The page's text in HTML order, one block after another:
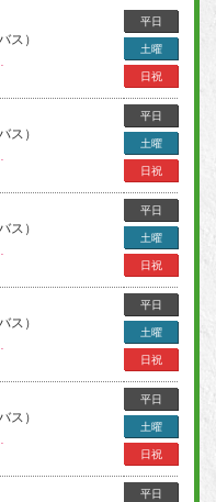
ス）
平日
土曜
日祝
ス）
平日
土曜
日祝
ス）
平日
土曜
日祝
ス）
平日
土曜
日祝
ス）
平日
土曜
日祝
平日